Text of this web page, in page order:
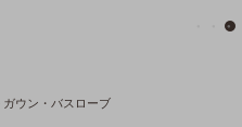
ガウン・バスローブ